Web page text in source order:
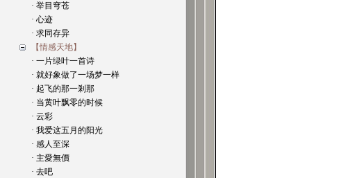
· 举目穹苍
· 心迹
· 求同存异
【情感天地】
· 一片绿叶一首诗
· 就好象做了一场梦一样
· 起飞的那一剎那
· 当黄叶飘零的时候
· 云彩
· 我爱这五月的阳光
· 感人至深
· 主愛無價
· 去吧